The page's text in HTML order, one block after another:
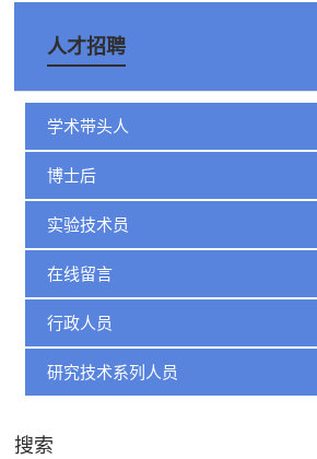
人才招聘
学术带头人
博士后
实验技术员
在线留言
行政人员
研究技术系列人员
搜索